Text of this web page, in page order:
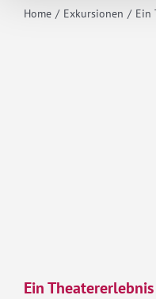
Home Exkursionen Ein
Ein